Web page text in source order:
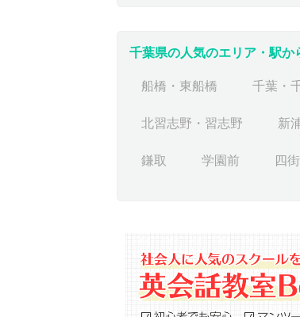
千葉県の人気のエリア・駅か
船橋・東船橋 千葉・
北習志野・習志野 新
鎌取 学園前 四